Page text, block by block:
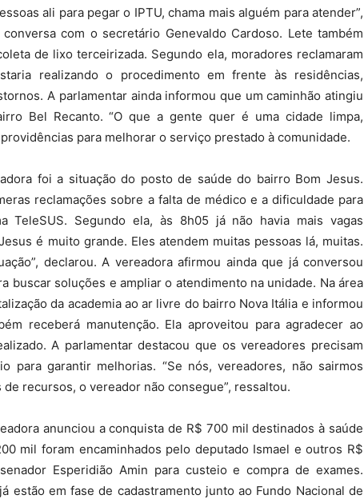
ali para pegar o IPTU, chama mais alguém para atender”,
com o secretário Genevaldo Cardoso. Lete também
de lixo terceirizada. Segundo ela, moradores reclamaram
realizando o procedimento em frente às residências,
A parlamentar ainda informou que um caminhão atingiu
Bel Recanto. “O que a gente quer é uma cidade limpa,
para melhorar o serviço prestado à comunidade.
foi a situação do posto de saúde do bairro Bom Jesus.
reclamações sobre a falta de médico e a dificuldade para
TeleSUS. Segundo ela, às 8h05 já não havia mais vagas
é muito grande. Eles atendem muitas pessoas lá, muitas.
declarou. A vereadora afirmou ainda que já conversou
buscar soluções e ampliar o atendimento na unidade. Na área
da academia ao ar livre do bairro Nova Itália e informou
receberá manutenção. Ela aproveitou para agradecer ao
A parlamentar destacou que os vereadores precisam
para garantir melhorias. “Se nós, vereadores, não sairmos
recursos, o vereador não consegue”, ressaltou.
anunciou a conquista de R$ 700 mil destinados à saúde
mil foram encaminhados pelo deputado Ismael e outros R$
Esperidião Amin para custeio e compra de exames.
estão em fase de cadastramento junto ao Fundo Nacional de